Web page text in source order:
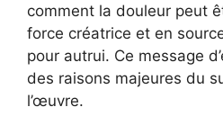
comment la douleur peut
force créatrice et en
pour autrui. Ce message
des raisons majeures du
l’œuvre.